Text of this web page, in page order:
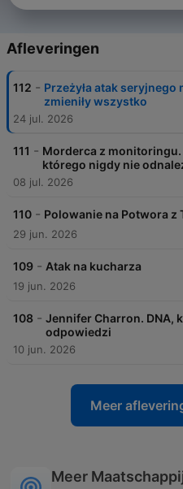
Afleveringen
112 - Przeżyła atak
zmieniły wszystko
24 jul. 2026
111 - Morderca z monitoringu.
którego nigdy nie
08 jul. 2026
110 - Polowanie na Potwora z
29 jun. 2026
109 - Atak na kucharza
19 jun. 2026
108 - Jennifer Charron. DNA,
odpowiedzi
10 jun. 2026
Meer
Meer